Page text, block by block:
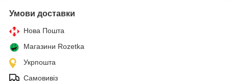
Умови доставки
Нова Пошта
Магазини Rozetka
Укрпошта
Самовивіз